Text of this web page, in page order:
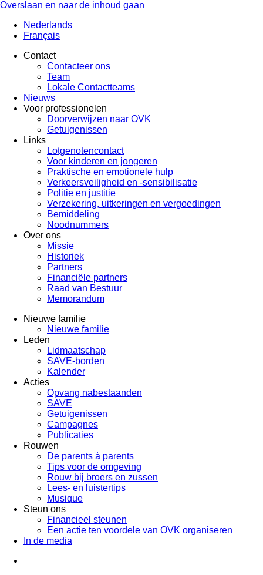
Overslaan en naar de inhoud gaan
Nederlands
Français
Contact
Contacteer ons
Team
Lokale Contactteams
Nieuws
Voor professionelen
Doorverwijzen naar OVK
Getuigenissen
Links
Lotgenotencontact
Voor kinderen en jongeren
Praktische en emotionele hulp
Verkeersveiligheid en -sensibilisatie
Politie en justitie
Verzekering, uitkeringen en vergoedingen
Bemiddeling
Noodnummers
Over ons
Missie
Historiek
Partners
Financiële partners
Raad van Bestuur
Memorandum
Nieuwe familie
Nieuwe familie
Leden
Lidmaatschap
SAVE-borden
Kalender
Acties
Opvang nabestaanden
SAVE
Getuigenissen
Campagnes
Publicaties
Rouwen
De parents à parents
Tips voor de omgeving
Rouw bij broers en zussen
Lees- en luistertips
Musique
Steun ons
Financieel steunen
Een actie ten voordele van OVK organiseren
In de media